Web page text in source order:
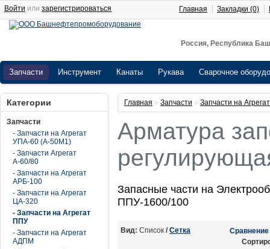
Россия, Республика
Войти или зарегистрироваться Главная Закладки (0)
Запчасти Инструмент Канаты Рукава Сварочное
Категории
Запчасти
- Запчасти на Агрегат
УПА-60 (А-50М1)
- Запчасти Агрегат
А-60/80
- Запчасти на Агрегат
АРБ-100
- Запчасти на Агрегат
ЦА-320
- Запчасти на Агрегат
ППУ
- Запчасти на Агрегат
АДПМ
Главная » Запчасти » Запчасти на
Арматура
Запасные части на
ППУ-1600/100
Вид: Список / Сетка
Сравнение